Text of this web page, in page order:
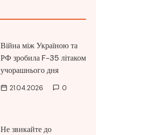
Війна між Україною та
РФ зробила F-35 літаком
учорашнього дня
21.04.2026 0
Не звикайте до